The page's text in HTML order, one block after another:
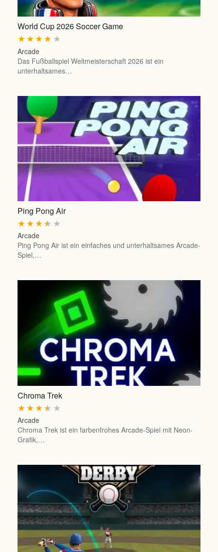
World Cup 2026 Soccer Game
★
★
★
★
★
Arcade
Das Fußballspiel Weltmeisterschaft 2026 ist ein
unterhaltsames…
Ping Pong Air
★
★
★
★
★
Arcade
Ping Pong Air ist ein einfaches und unterhaltsames Arcade-
Spiel,…
Chroma Trek
★
★
★
★
★
Arcade
Chroma Trek ist ein farbenfrohes Arcade-Spiel mit Neon-
Grafik,…